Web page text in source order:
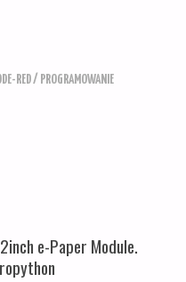
RED/ PROGRAMOWANIE
e-Paper Module.